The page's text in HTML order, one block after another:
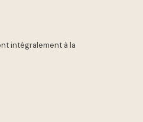
intégralement à la